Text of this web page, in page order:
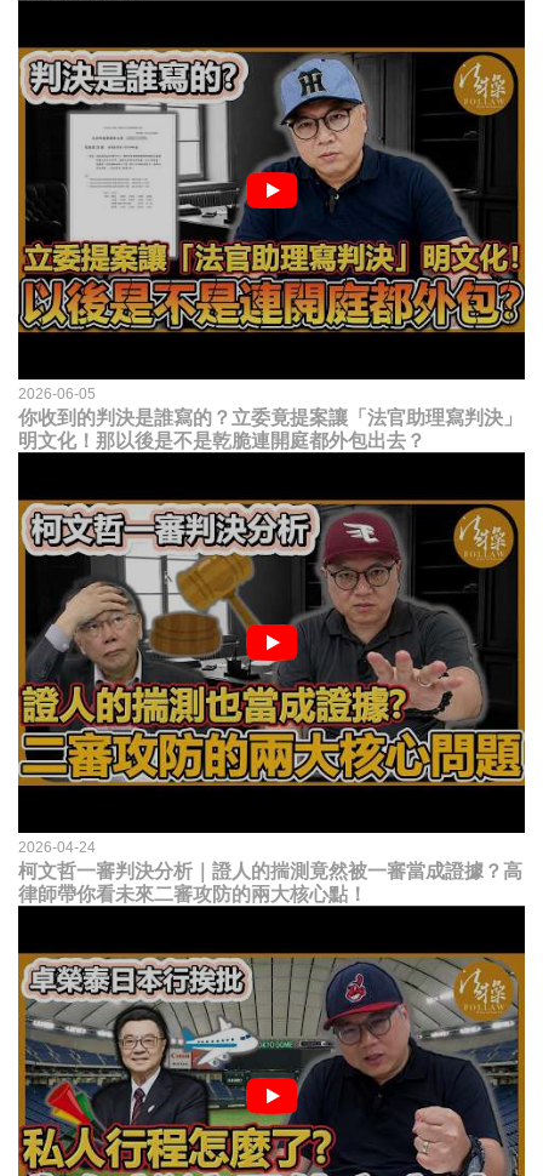
2026-06-05
你收到的判決是誰寫的？立委竟提案讓「法官助理寫判決」
明文化！那以後是不是乾脆連開庭都外包出去？
2026-04-24
柯文哲一審判決分析｜證人的揣測竟然被一審當成證據？高
律師帶你看未來二審攻防的兩大核心點！